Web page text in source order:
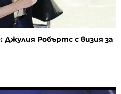
Джулия Робъртс с визия за